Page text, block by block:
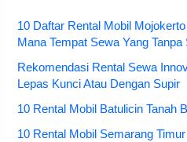
10 Daftar Rental Mobil
Mana Tempat Sewa Yang Tanpa
Rekomendasi Rental Sewa
Lepas Kunci Atau Dengan Supir
10 Rental Mobil Batulicin Tanah
10 Rental Mobil Semarang